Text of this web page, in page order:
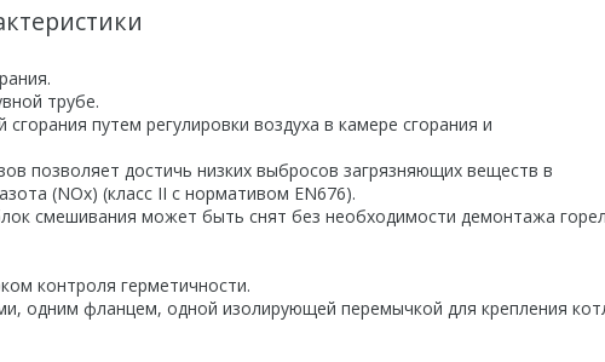
трубе.
путем регулировки воздуха в камере сгорания и
позволяет достичь низких выбросов загрязняющих веществ в
(NOx) (класс II с нормативом EN676).
смешивания может быть снят без необходимости демонтажа
контроля герметичности.
одним фланцем, одной изолирующей перемычкой для крепления